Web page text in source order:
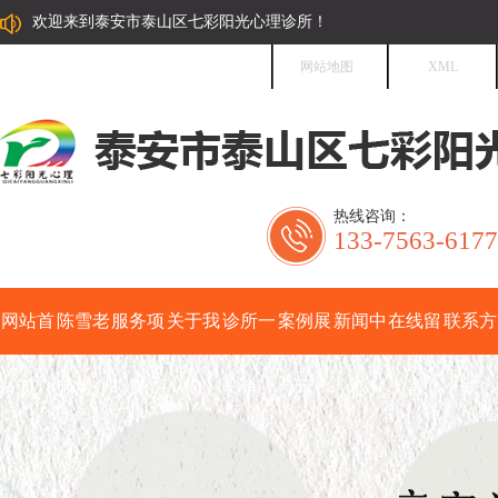
欢迎来到泰安市泰山区七彩阳光心理诊所！
网站地图 XML
热线咨询：
133-7563-6177
网站首
页
陈雪老
师简介
服务项
目
关于我
们
诊所一
角
案例展
示
新闻中
心
在线留
言
联系方
式